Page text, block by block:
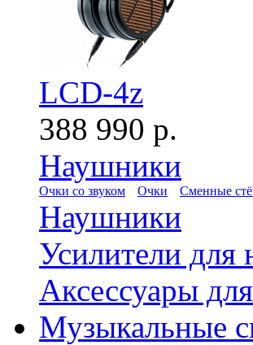
LCD-4z
388 990 р.
Наушники
Очки со звуком Очки Сменные
Наушники
Усилители для
Аксессуары
Музыкальные